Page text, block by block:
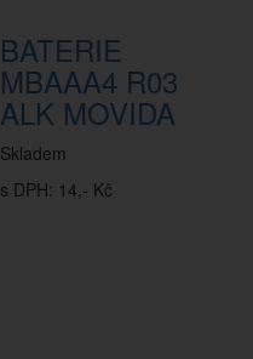
BATERIE
MBAAA4 R03
ALK MOVIDA
Skladem
s DPH: 14,- Kč